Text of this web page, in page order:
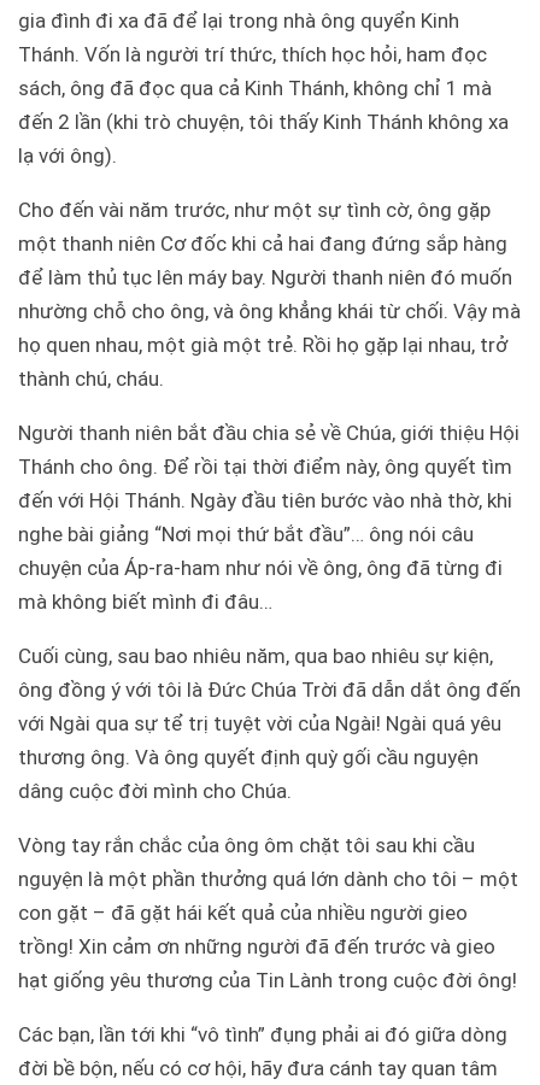
gia đình đi xa đã để lại trong nhà ông quyển Kinh
Thánh. Vốn là người trí thức, thích học hỏi, ham đọc
sách, ông đã đọc qua cả Kinh Thánh, không chỉ 1 mà
đến 2 lần (khi trò chuyện, tôi thấy Kinh Thánh không xa
lạ với ông).
Cho đến vài năm trước, như một sự tình cờ, ông gặp
một thanh niên Cơ đốc khi cả hai đang đứng sắp hàng
để làm thủ tục lên máy bay. Người thanh niên đó muốn
nhường chỗ cho ông, và ông khẳng khái từ chối. Vậy mà
họ quen nhau, một già một trẻ. Rồi họ gặp lại nhau, trở
thành chú, cháu.
Người thanh niên bắt đầu chia sẻ về Chúa, giới thiệu Hội
Thánh cho ông. Để rồi tại thời điểm này, ông quyết tìm
đến với Hội Thánh. Ngày đầu tiên bước vào nhà thờ, khi
nghe bài giảng “Nơi mọi thứ bắt đầu”… ông nói câu
chuyện của Áp-ra-ham như nói về ông, ông đã từng đi
mà không biết mình đi đâu…
Cuối cùng, sau bao nhiêu năm, qua bao nhiêu sự kiện,
ông đồng ý với tôi là Đức Chúa Trời đã dẫn dắt ông đến
với Ngài qua sự tể trị tuyệt vời của Ngài! Ngài quá yêu
thương ông. Và ông quyết định quỳ gối cầu nguyện
dâng cuộc đời mình cho Chúa.
Vòng tay rắn chắc của ông ôm chặt tôi sau khi cầu
nguyện là một phần thưởng quá lớn dành cho tôi – một
con gặt – đã gặt hái kết quả của nhiều người gieo
trồng! Xin cảm ơn những người đã đến trước và gieo
hạt giống yêu thương của Tin Lành trong cuộc đời ông!
Các bạn, lần tới khi “vô tình” đụng phải ai đó giữa dòng
đời bề bộn, nếu có cơ hội, hãy đưa cánh tay quan tâm